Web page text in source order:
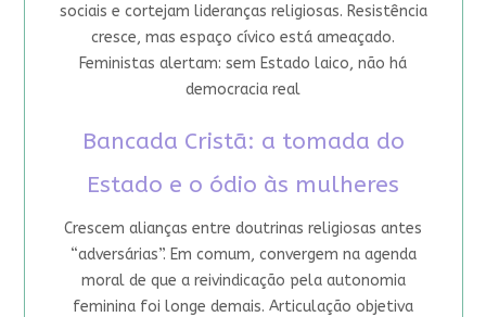
sociais e cortejam lideranças religiosas. Resistência
cresce, mas espaço cívico está ameaçado.
Feministas alertam: sem Estado laico, não há
democracia real
Bancada Cristã: a tomada do
Estado e o ódio às mulheres
Crescem alianças entre doutrinas religiosas antes
“adversárias”. Em comum, convergem na agenda
moral de que a reivindicação pela autonomia
feminina foi longe demais. Articulação objetiva